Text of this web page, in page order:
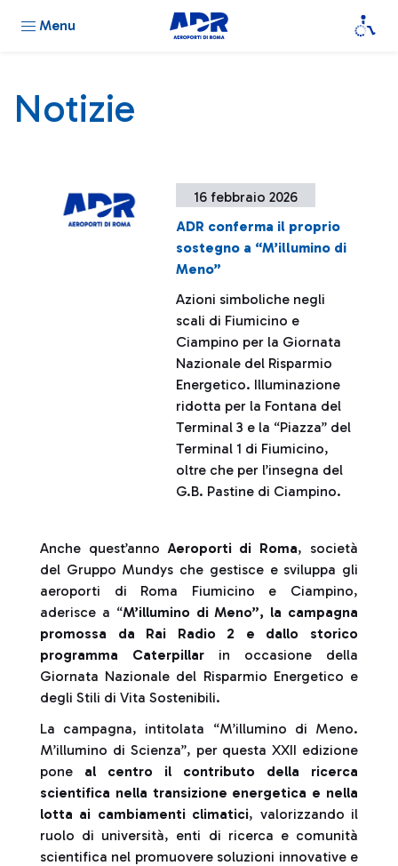
Menu
Notizie
16 febbraio 2026
ADR conferma il proprio
sostegno a “M’illumino di
Meno”
Azioni simboliche negli
scali di Fiumicino e
Ciampino per la Giornata
Nazionale del Risparmio
Energetico. Illuminazione
ridotta per la Fontana del
Terminal 3 e la “Piazza” del
Terminal 1 di Fiumicino,
oltre che per l’insegna del
G.B. Pastine di Ciampino.
Anche quest’annoAeroporti di Roma, società
del Gruppo Mundys che gestisce e sviluppa gli
aeroporti di Roma Fiumicino e Ciampino,
aderisce a “M’illumino di Meno”, la campagna
promossa da Rai Radio 2 e dallo storico
programma Caterpillar in occasione della
Giornata Nazionale del Risparmio Energetico e
degli Stili di Vita Sostenibili.
La campagna, intitolata “M’illumino di Meno.
M’illumino di Scienza”, per questa XXII edizione
pone al centro il contributo della ricerca
scientifica nella transizione energetica e nella
lotta ai cambiamenti climatici, valorizzando il
ruolo di università, enti di ricerca e comunità
scientifica nel promuovere soluzioni innovative e